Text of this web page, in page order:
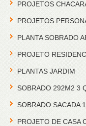
PROJETOS
PROJETOS
PLANTA SOBRADO
PROJETO
PLANTAS JARDIM
SOBRADO 292M2 3
SOBRADO SACADA
PROJETO DE CASA